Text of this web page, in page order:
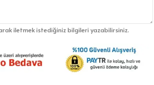
iletmek istediğiniz bilgileri yazabilirsiniz.